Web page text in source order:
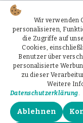
Wir verwenden
personalisieren,
die Zugriffe auf
Cookies,
Benutzer über
personalisierte
zu dieser
Weitere
Datenschutzerklärung.
Ablehnen